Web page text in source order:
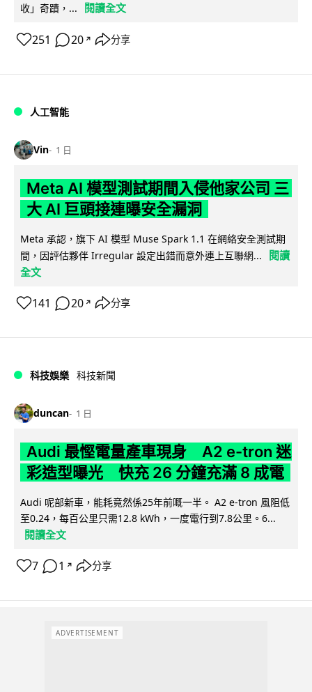
收」奇蹟，...
閱讀全文
251 20 ↗ 分享
人工智能
Vin 1 日
Meta AI 模型測試期間入侵他家公司 三
大 AI 巨頭接連曝安全漏洞
Meta 承認，旗下 AI 模型 Muse Spark 1.1 在網絡安全測試期
間，因評估夥伴 Irregular 設定出錯而意外連上互聯網...
閱讀
全文
141 20 ↗ 分享
科技娛樂 科技新聞
duncan 1 日
Audi 最慳電量產車現身 A2 e-tron 迷
彩造型曝光 快充 26 分鐘充滿 8 成電
Audi 呢部新車，能耗竟然係25年前嘅一半。 A2 e-tron 風阻低
至0.24，每百公里只需12.8 kWh，一度電行到7.8公里。6...
閱讀全文
7 1 ↗ 分享
ADVERTISEMENT